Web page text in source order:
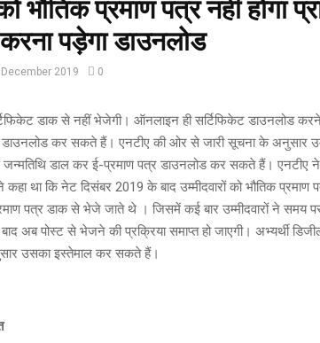
भौतिक प्रमाण पत्र नहीं होगा
पड़ेगा डाउनलोड
2019 0
डाक से नहीं भेजेगी। ऑनलाइन ही सर्टिफिकेट डाउनलोड करने
डाउनलोड कर सकते हैं। एनटीए की ओर से जारी सूचना के अनुसार
डाल कर ई-प्रमाण पत्र डाउनलोड कर सकते हैं। एनटीए ने
था कि नेट दिसंबर 2019 के बाद उम्मीदवारों को भौतिक प्रमाण
पत्र डाक से भेजे जाते थे । जिसमें कई बार उम्मीदवारों ने समय पर
अब पोस्ट से भेजने की प्रक्रिया समाप्त हो जाएगी। अभ्यर्थी
उसका इस्तेमाल कर सकते हैं।